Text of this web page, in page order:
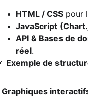
HTML / CSS pour
JavaScript
API & Bases de
réel.
Exemple de
Graphiques